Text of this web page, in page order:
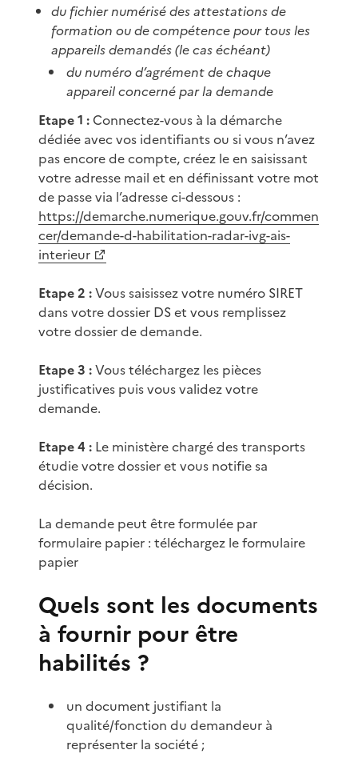
du fichier numérisé des attestations de
formation ou de compétence pour tous les
appareils demandés (le cas échéant)
du numéro d’agrément de chaque
appareil concerné par la demande
Etape 1 : Connectez-vous à la démarche
dédiée avec vos identifiants ou si vous n’avez
pas encore de compte, créez le en saisissant
votre adresse mail et en définissant votre mot
de passe via l’adresse ci-dessous :
https://demarche.numerique.gouv.fr/commen
cer/demande-d-habilitation-radar-ivg-ais-
interieur
Etape 2 :Vous saisissez votre numéro SIRET
dans votre dossier DS et vous remplissez
votre dossier de demande.
Etape 3 :Vous téléchargez les pièces
justificatives puis vous validez votre
demande.
Etape 4 : Le ministère chargé des transports
étudie votre dossier et vous notifie sa
décision.
La demande peut être formulée par
formulaire papier : téléchargez le formulaire
papier
Quels sont les documents
à fournir pour être
habilités ?
un document justifiant la
qualité/fonction du demandeur à
représenter la société ;